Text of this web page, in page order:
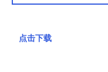
点击下载